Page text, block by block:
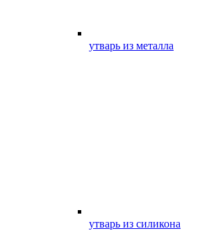
утварь из металла
утварь из силикона